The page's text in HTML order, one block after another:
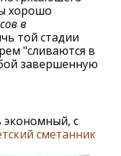
хорошо
в
той стадии
"сливаются в
завершенную
экономный, с
сметанник